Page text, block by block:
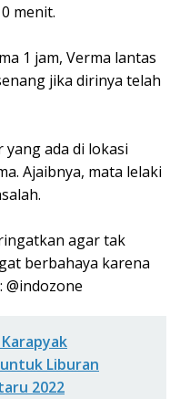
menit.⁣
1 jam, Verma lantas
jika dirinya telah
ada di lokasi
Ajaibnya, mata lelaki
agar tak
berbahaya karena
@indozone
Liburan
2022